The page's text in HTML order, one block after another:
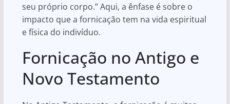
seu próprio corpo.” Aqui, a ênfase é sobre o
impacto que a fornicação tem na vida espiritual
e física do indivíduo.
Fornicação no Antigo e
Novo Testamento